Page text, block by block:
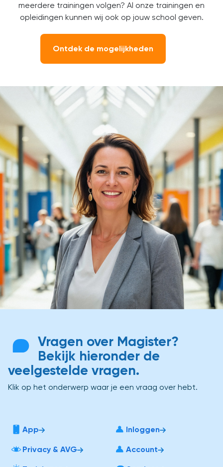
meerdere trainingen volgen? Al onze trainingen en
opleidingen kunnen wij ook op jouw school geven.
Ontdek de mogelijkheden
Vragen over Magister?
Bekijk hieronder de
veelgestelde vragen.
Klik op het onderwerp waar je een vraag over hebt.
App Inloggen
Privacy & AVG Account